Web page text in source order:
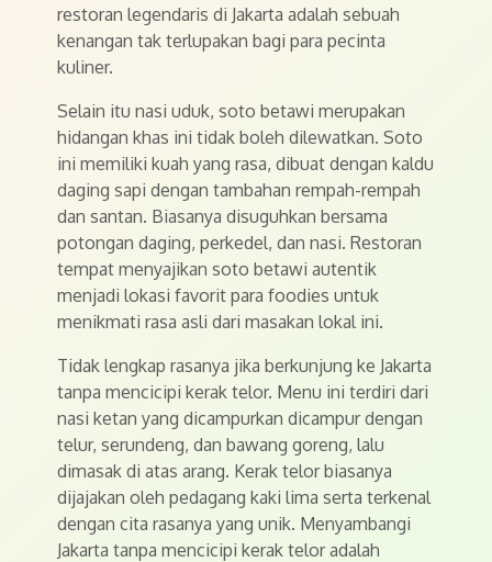
restoran legendaris di Jakarta adalah sebuah
kenangan tak terlupakan bagi para pecinta
kuliner.
Selain itu nasi uduk, soto betawi merupakan
hidangan khas ini tidak boleh dilewatkan. Soto
ini memiliki kuah yang rasa, dibuat dengan kaldu
daging sapi dengan tambahan rempah-rempah
dan santan. Biasanya disuguhkan bersama
potongan daging, perkedel, dan nasi. Restoran
tempat menyajikan soto betawi autentik
menjadi lokasi favorit para foodies untuk
menikmati rasa asli dari masakan lokal ini.
Tidak lengkap rasanya jika berkunjung ke Jakarta
tanpa mencicipi kerak telor. Menu ini terdiri dari
nasi ketan yang dicampurkan dicampur dengan
telur, serundeng, dan bawang goreng, lalu
dimasak di atas arang. Kerak telor biasanya
dijajakan oleh pedagang kaki lima serta terkenal
dengan cita rasanya yang unik. Menyambangi
Jakarta tanpa mencicipi kerak telor adalah